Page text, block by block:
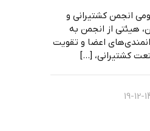
انجمن کشتیرانی و
هیئتی از انجمن به
اعضا و تقویت
کشتیرانی، […]